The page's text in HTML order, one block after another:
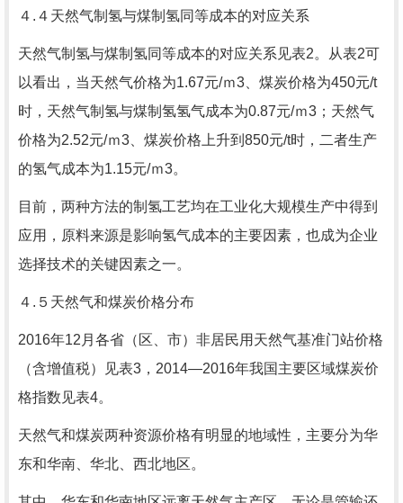
４.４天然气制氢与煤制氢同等成本的对应关系
天然气制氢与煤制氢同等成本的对应关系见表2。从表2可
以看出，当天然气价格为1.67元/ｍ3、煤炭价格为450元/t
时，天然气制氢与煤制氢氢气成本为0.87元/ｍ3；天然气
价格为2.52元/ｍ3、煤炭价格上升到850元/t时，二者生产
的氢气成本为1.15元/ｍ3。
目前，两种方法的制氢工艺均在工业化大规模生产中得到
应用，原料来源是影响氢气成本的主要因素，也成为企业
选择技术的关键因素之一。
４.５天然气和煤炭价格分布
2016年12月各省（区、市）非居民用天然气基准门站价格
（含增值税）见表3，2014—2016年我国主要区域煤炭价
格指数见表4。
天然气和煤炭两种资源价格有明显的地域性，主要分为华
东和华南、华北、西北地区。